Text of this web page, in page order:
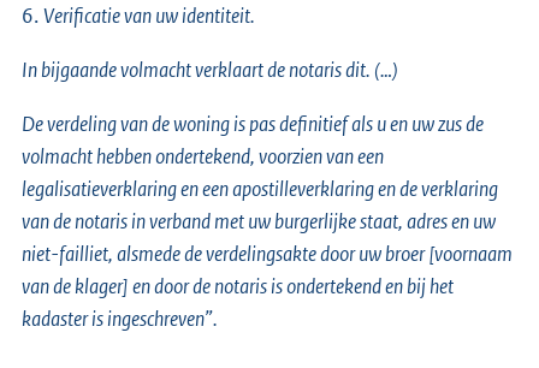
6.Verificatie van uw identiteit.
In bijgaande volmacht verklaart de notaris dit. (…)
De verdeling van de woning is pas definitief als u en uw zus de
volmacht hebben ondertekend, voorzien van een
legalisatieverklaring en een apostilleverklaring en de verklaring
van de notaris in verband met uw burgerlijke staat, adres en uw
niet-failliet, alsmede de verdelingsakte door uw broer [voornaam
van de klager] en door de notaris is ondertekend en bij het
kadaster is ingeschreven”.